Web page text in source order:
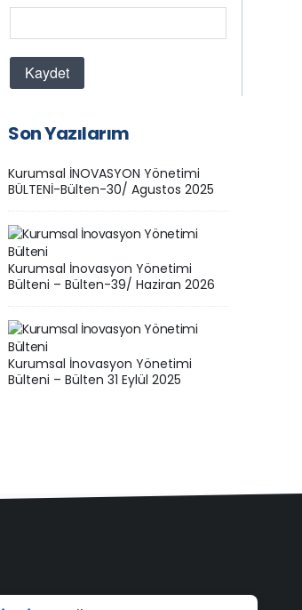
ARÇELİK-LG Süreç İnovasyonu
Projesi
ARÇELİK-LG Süreç İnovasyonu Projemizin
birinci fazının başarı kutlaması. Arçelik
LG Süreç inovasyonu projemizin birinci
fazının başarısını kutlamak için ATV...
read more
Son Yazılarım
Kurumsal İNOVASYON Yönetimi
BÜLTENİ-Bülten-30/ Agustos 2025
Kurumsal İnovasyon Yönetimi
Bülteni – Bülten-39/ Haziran 2026
Kurumsal İnovasyon Yönetimi
Bülteni – Bülten 31 Eylül 2025